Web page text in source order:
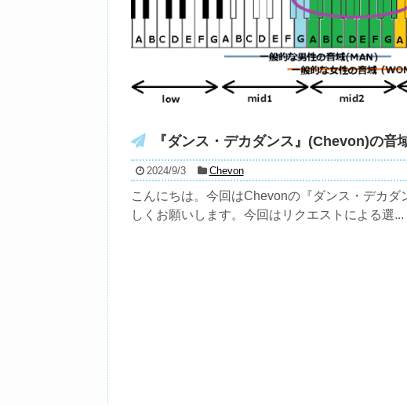
『ダンス・デカダンス』(Chevon)の音
2024/9/3 Chevon
こんにちは。今回はChevonの『ダンス・デカ
しくお願いします。今回はリクエストによる選...